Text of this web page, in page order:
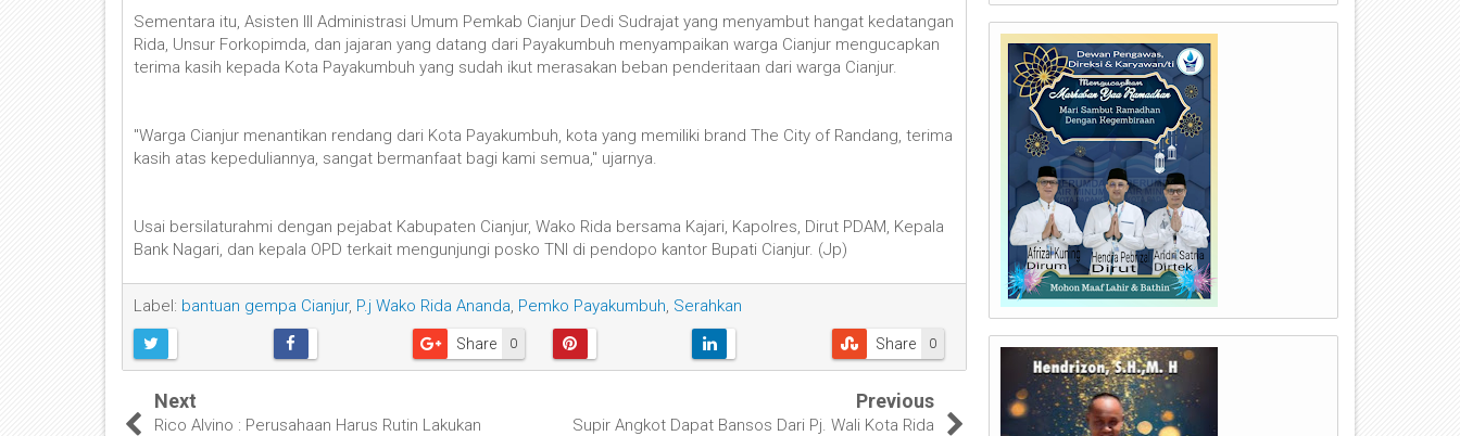
Sementara itu, Asisten III Administrasi Umum Pemkab Cianjur Dedi Sudrajat yang menyambut hangat kedatangan
Rida, Unsur Forkopimda, dan jajaran yang datang dari Payakumbuh menyampaikan warga Cianjur mengucapkan
terima kasih kepada Kota Payakumbuh yang sudah ikut merasakan beban penderitaan dari warga Cianjur.
"Warga Cianjur menantikan rendang dari Kota Payakumbuh, kota yang memiliki brand The City of Randang, terima
kasih atas kepeduliannya, sangat bermanfaat bagi kami semua," ujarnya.
Usai bersilaturahmi dengan pejabat Kabupaten Cianjur, Wako Rida bersama Kajari, Kapolres, Dirut PDAM, Kepala
Bank Nagari, dan kepala OPD terkait mengunjungi posko TNI di pendopo kantor Bupati Cianjur. (Jp)
Label: bantuan gempa Cianjur, P.j Wako Rida Ananda, Pemko Payakumbuh, Serahkan
0
Share 0
Share
Next
Rico Alvino : Perusahaan Harus Rutin Lakukan
Previous
Supir Angkot Dapat Bansos Dari Pj. Wali Kota Rida